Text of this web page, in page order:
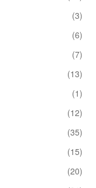
(3)
(6)
(7)
(13)
(1)
(12)
(35)
(15)
(20)